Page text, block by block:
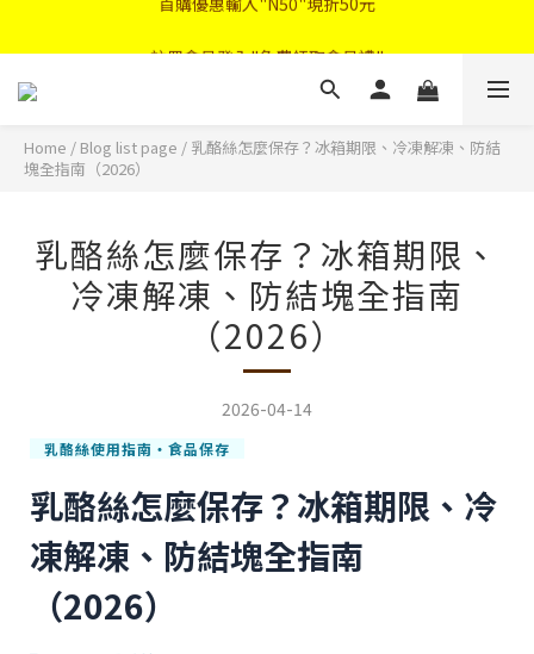
2026中秋禮盒早鳥優惠
首購優惠輸入"N50"現折50元
Home / Blog list page / 乳酪絲怎麼保存？冰箱期限、冷凍解凍、防結
塊全指南（2026）
乳酪絲怎麼保存？冰箱期限、
冷凍解凍、防結塊全指南
（2026）
2026-04-14
乳酪絲使用指南・食品保存
乳酪絲怎麼保存？冰箱期限、冷
凍解凍、防結塊全指南
（2026）